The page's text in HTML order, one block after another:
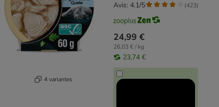
4 variantes
24,99 €
26,03 € / kg
23,74 €
Avis: 4.1/5 (423)